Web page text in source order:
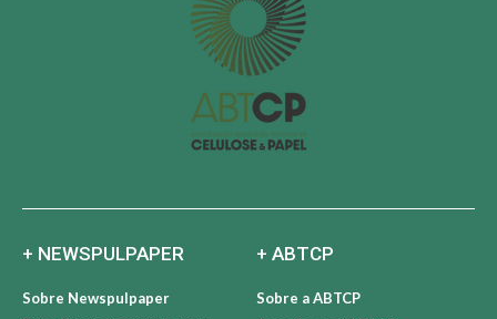
+ NEWSPULPAPER
Sobre Newspulpaper
+ ABTCP
Sobre a ABTCP